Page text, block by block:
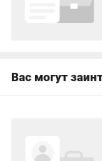
Вас могут